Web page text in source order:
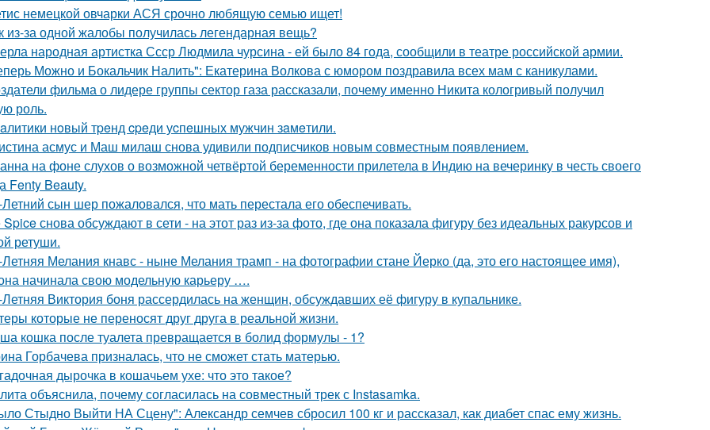
немецкой овчарки АСЯ срочно любящую семью ищет!
из-за одной жалобы получилась легендарная вещь?
народная артистка Ссср Людмила чурсина - ей было 84 года, сообщили в театре российской армии.
Можно и Бокальчик Налить": Екатерина Волкова с юмором поздравила всех мам с каникулами.
фильма о лидере группы сектор газа рассказали, почему именно Никита кологривый получил
роль.
нoвый тpeнд cpeди уcпeшных мужчин зaмeтили.
асмус и Маш милаш снова удивили подписчиков новым совместным появлением.
на фоне слухов о возможной четвёртой беременности прилетела в Индию на вечеринку в честь своего
Fenty Beauty.
сын шер пожаловался, что мать перестала его обеспечивать.
Spice снова обсуждают в сети - на этот раз из-за фото, где она показала фигуру без идеальных ракурсов и
ретуши.
Мелания кнавс - ныне Мелания трамп - на фотографии стане Йерко (да, это его настоящее имя),
начинала свою модельную карьеру ….
Виктория боня рассердилась на женщин, обсуждавших её фигуру в купальнике.
которые не переносят друг друга в реальной жизни.
кошка после туалета превращается в болид формулы - 1?
Горбачева призналась, что не сможет стать матерью.
дырочка в кошачьем ухе: что это такое?
объяснила, почему согласилась на совместный трек с Instasamka.
Стыдно Выйти НА Сцену": Александр семчев сбросил 100 кг и рассказал, как диабет спас ему жизнь.